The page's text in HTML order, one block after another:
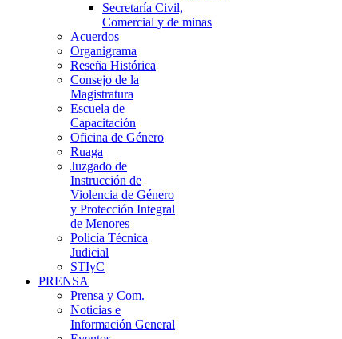
Secretaría Civil,
Comercial y de minas
Acuerdos
Organigrama
Reseña Histórica
Consejo de la
Magistratura
Escuela de
Capacitación
Oficina de Género
Ruaga
Juzgado de
Instrucción de
Violencia de Género
y Protección Integral
de Menores
Policía Técnica
Judicial
STIyC
PRENSA
Prensa y Com.
Noticias e
Información General